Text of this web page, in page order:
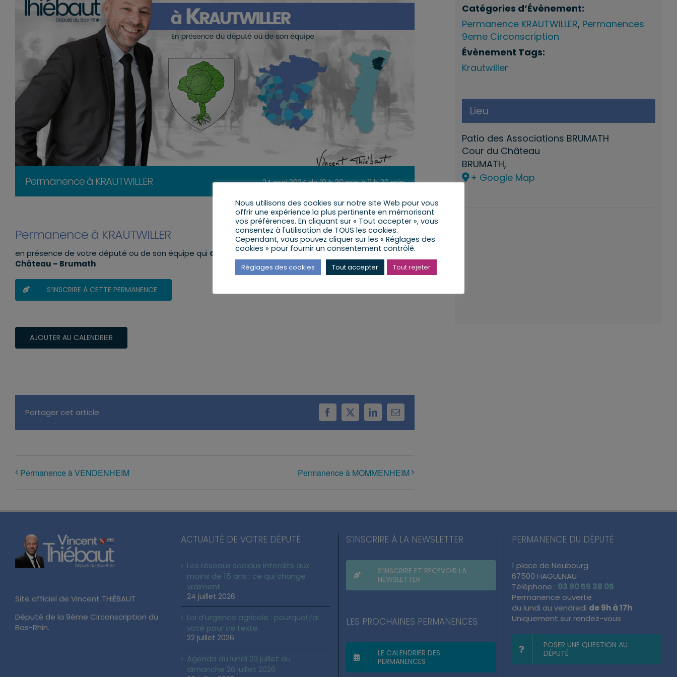
Permanence à KRAUTWILLER 24 mai 2024 de 10 h 30 minà11 h 30 min
Permanence à KRAUTWILLER
en présence de votre député ou de son équipe qui aura lieu au Patio des Associations – Cour du
Château – Brumath
S’INSCRIRE À CETTE PERMANENCE
AJOUTER AU CALENDRIER
Partager cet article Facebook
X LinkedInEmail
Permanence à VENDENHEIM Permanence à MOMMENHEIM
Catégories d’Évènement:
Permanence KRAUTWILLER, Permanences
9eme Circonscription
Évènement Tags:
Krautwiller
Lieu
Patio des Associations BRUMATH
Cour du Château
BRUMATH,
+ Google Map
Site officiel de Vincent THIÉBAUT
Député de la 9ème Circonscription du
Bas-Rhin.
ACTUALITÉ DE VOTRE DÉPUTÉ
Les réseaux sociaux interdits aux
moins de 15 ans : ce qui change
vraiment
24 juillet 2026
Loi d’urgence agricole : pourquoi j’ai
voté pour ce texte
22 juillet 2026
Agenda du lundi 20 juillet au
dimanche 26 juillet 2026
S’INSCRIRE À LA NEWSLETTER
S’INSCRIRE ET RECEVOIR LA
NEWSLETTER
LES PROCHAINES PERMANENCES
LE CALENDRIER DES
PERMANENCES
PERMANENCE DU DÉPUTÉ
1 place de Neubourg
67500 HAGUENAU
Téléphone : 03 90 59 38 05
Permanence ouverte
du lundi au vendredi de 9h à 17h
Uniquement sur rendez-vous
POSER UNE QUESTION AU
DÉPUTÉ
Nous utilisons des cookies sur notre site Web pour vous
offrir une expérience la plus pertinente en mémorisant
vos préférences. En cliquant sur « Tout accepter », vous
consentez à l'utilisation de TOUS les cookies.
Cependant, vous pouvez cliquer sur les « Réglages des
cookies » pour fournir un consentement contrôlé.
Réglages des cookies Tout accepter Tout rejeter